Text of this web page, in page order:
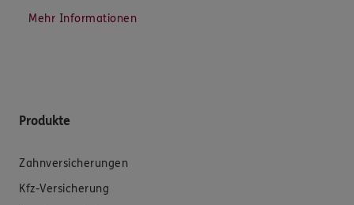
Mehr Informationen
Produkte
Zahnversicherungen
Kfz-Versicherung